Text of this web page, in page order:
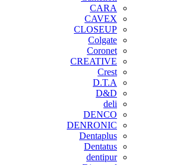
CARA
CAVEX
CLOSEUP
Colgate
Coronet
CREATIVE
Crest
D.T.A
D&D
deli
DENCO
DENRONIC
Dentaplus
Dentatus
dentipur